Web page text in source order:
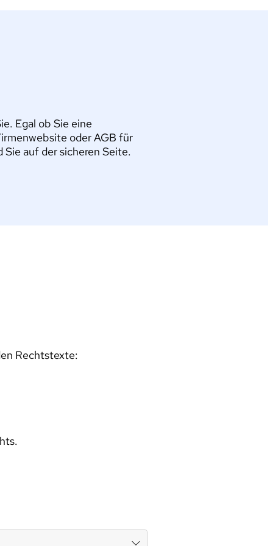
Egal ob Sie eine
oder AGB für
auf der sicheren Seite.
Rechtstexte: